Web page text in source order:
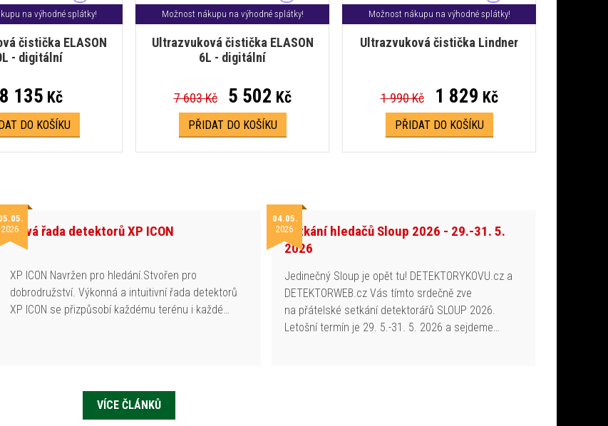
na výhodné splátky!
čistička ELASON
- digitální
135 Kč
DO KOŠÍKU
Možnost nákupu na výhodné splátky!
Ultrazvuková čistička ELASON
6L - digitální
7 603 Kč 5 502 Kč
PŘIDAT DO KOŠÍKU
Možnost nákupu na výhodné splátky!
Ultrazvuková čistička Lindner
1 990 Kč 1 829 Kč
PŘIDAT DO KOŠÍKU
2026Nová řada detektorů XP ICON
XP ICON Navržen pro hledání.Stvořen pro
dobrodružství. Výkonná a intuitivní řada detektorů
XP ICON se přizpůsobí každému terénu i každé…
04.05.
2026Setkání hledačů Sloup 2026 - 29.-31. 5.
2026
Jedinečný Sloup je opět tu! DETEKTORYKOVU.cz a
DETEKTORWEB.cz Vás tímto srdečně zve
na přátelské setkání detektorářů SLOUP 2026.
Letošní termín je 29. 5.-31. 5. 2026 a sejdeme…
VÍCE ČLÁNKŮ